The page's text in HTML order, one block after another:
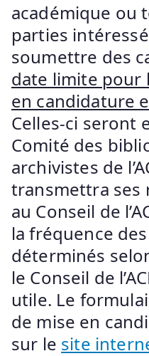
académique ou
parties
soumettre des
date limite pour
en candidature
Celles-ci seront
Comité des
archivistes de
transmettra ses
au Conseil de
la fréquence
déterminés
le Conseil de
utile. Le
de mise en
sur le site